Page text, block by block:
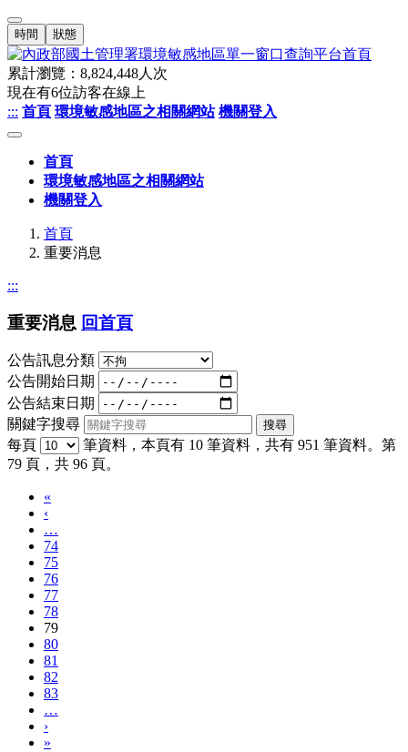
時間 狀態
累計瀏覽： 8,824,448人次
現在有6位訪客在線上
::: 首頁 環境敏感地區之相關網站 機關登入
首頁
環境敏感地區之相關網站
機關登入
首頁
重要消息
:::
重要消息 回首頁
公告訊息分類
公告開始日期
公告結束日期
關鍵字搜尋
每頁
筆資料，本頁有 10 筆資料，共有 951 筆資料。第
79 頁，共 96 頁。
«
‹
…
74
75
76
77
78
79
80
81
82
83
…
›
»